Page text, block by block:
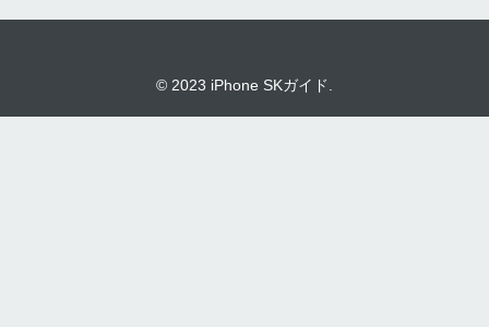
© 2023 iPhone SKガイド.